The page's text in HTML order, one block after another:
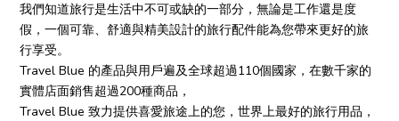
我們知道旅行是生活中不可或缺的一部分，無論是工作還是度
假，一個可靠、舒適與精美設計的旅行配件能為您帶來更好的旅
行享受。
Travel Blue 的產品與用戶遍及全球超過110個國家，在數千家的
實體店面銷售超過200種商品，
Travel Blue 致力提供喜愛旅途上的您，世界上最好的旅行用品，